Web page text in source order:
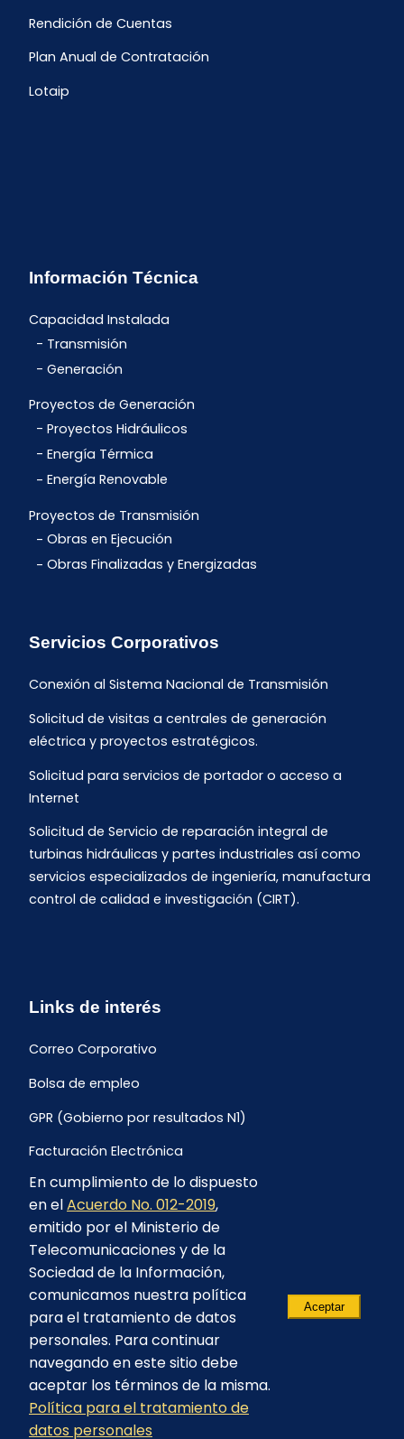
Rendición de Cuentas
Plan Anual de Contratación
Lotaip
Información Técnica
Capacidad Instalada
Transmisión
Generación
Proyectos de Generación
Proyectos Hidráulicos
Energía Térmica
Energía Renovable
Proyectos de Transmisión
Obras en Ejecución
Obras Finalizadas y Energizadas
Servicios Corporativos
Conexión al Sistema Nacional de Transmisión
Solicitud de visitas a centrales de generación
eléctrica y proyectos estratégicos.
Solicitud para servicios de portador o acceso a
Internet
Solicitud de Servicio de reparación integral de
turbinas hidráulicas y partes industriales así como
servicios especializados de ingeniería, manufactura
control de calidad e investigación (CIRT).
Links de interés
Correo Corporativo
Bolsa de empleo
GPR (Gobierno por resultados N1)
Facturación Electrónica
Archivo Histórico de Facturación
Portal Ambiental y Social
Proyecto Geotérmico Chachimbiro
Contratación consultoría mediante “Lista Corta”
Reglamento de Procesos Asociativos
© 2023 - CELEC EP - Todos los derechos
reservados
En cumplimiento de lo dispuesto
en elAcuerdo No. 012-2019,
emitido por el Ministerio de
Telecomunicaciones y de la
Sociedad de la Información,
comunicamos nuestra política
para el tratamiento de datos
personales. Para continuar
navegando en este sitio debe
aceptar los términos de la misma.
Política para el tratamiento de
datos personales
Aceptar